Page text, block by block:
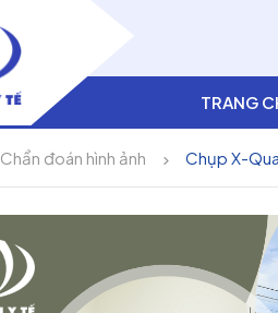
TRANG
Chẩn đoán hình ảnh Chụp X-